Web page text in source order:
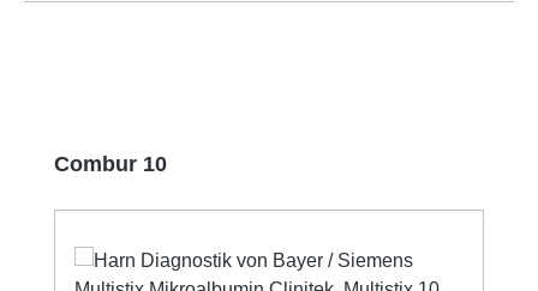
Produktgalerie überspringen
Combur 10